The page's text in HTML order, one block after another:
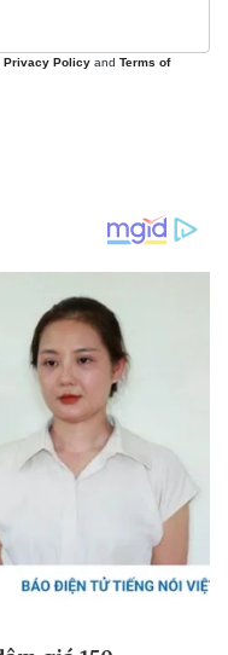
Privacy Policy and Terms of